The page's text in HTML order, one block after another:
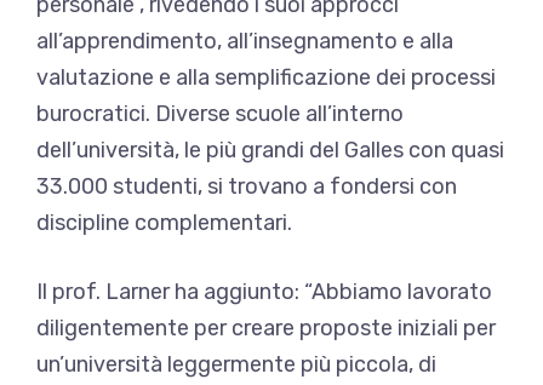
all’apprendimento, all’insegnamento e alla
valutazione e alla semplificazione dei processi
burocratici. Diverse scuole all’interno
dell’università, le più grandi del Galles con quasi
33.000 studenti, si trovano a fondersi con
discipline complementari.
Il prof. Larner ha aggiunto: “Abbiamo lavorato
diligentemente per creare proposte iniziali per
un’università leggermente più piccola, di